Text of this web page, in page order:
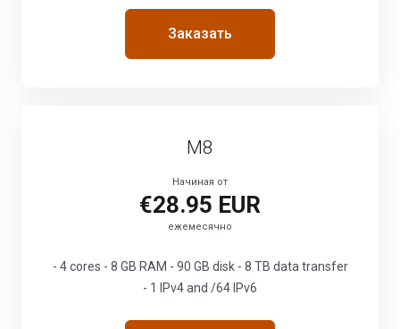
Заказать
M8
Начиная от
€28.95 EUR
ежемесячно
- 4 cores - 8 GB RAM - 90 GB disk - 8 TB data transfer
- 1 IPv4 and /64 IPv6